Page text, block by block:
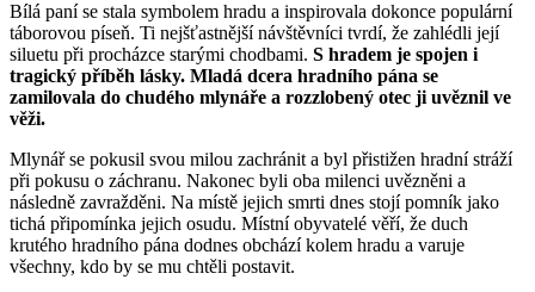
Bílá paní se stala symbolem hradu a inspirovala dokonce populární
táborovou píseň. Ti nejšťastnější návštěvníci tvrdí, že zahlédli její
siluetu při procházce starými chodbami. S hradem je spojen i
tragický příběh lásky. Mladá dcera hradního pána se
zamilovala do chudého mlynáře a rozzlobený otec ji uvěznil ve
věži.
Mlynář se pokusil svou milou zachránit a byl přistižen hradní stráží
při pokusu o záchranu. Nakonec byli oba milenci uvězněni a
následně zavražděni. Na místě jejich smrti dnes stojí pomník jako
tichá připomínka jejich osudu. Místní obyvatelé věří, že duch
krutého hradního pána dodnes obchází kolem hradu a varuje
všechny, kdo by se mu chtěli postavit.